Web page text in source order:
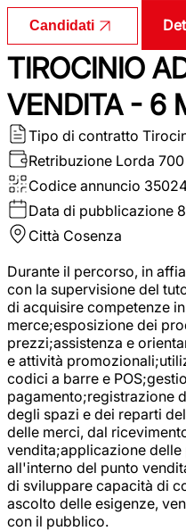
Candidati
TIROCINIO
VENDITA - 6
Tipo di contratto
Retribuzione Lorda
Codice annuncio
Data di pubblicazione
Città Cosenza
Durante il percorso, in
con la supervisione del
di acquisire competenze
merce;esposizione dei
prezzi;assistenza e
e attività
codici a barre e
pagamento;registrazione
degli spazi e dei reparti
delle merci, dal
vendita;applicazione
all'interno del punto
di sviluppare capacità di
ascolto delle esigenze,
con il pubblico.